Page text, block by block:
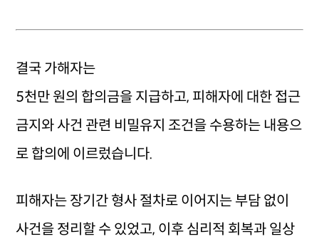
결국 가해자는
5천만 원의 합의금을 지급하고, 피해자에 대한 접근
금지와 사건 관련 비밀유지 조건을 수용하는 내용으
로 합의에 이르렀습니다.
피해자는 장기간 형사 절차로 이어지는 부담 없이
사건을 정리할 수 있었고, 이후 심리적 회복과 일상